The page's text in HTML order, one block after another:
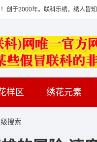
创于2000年。联科乐绣，绣人皆
样区 绣花元素
搜索